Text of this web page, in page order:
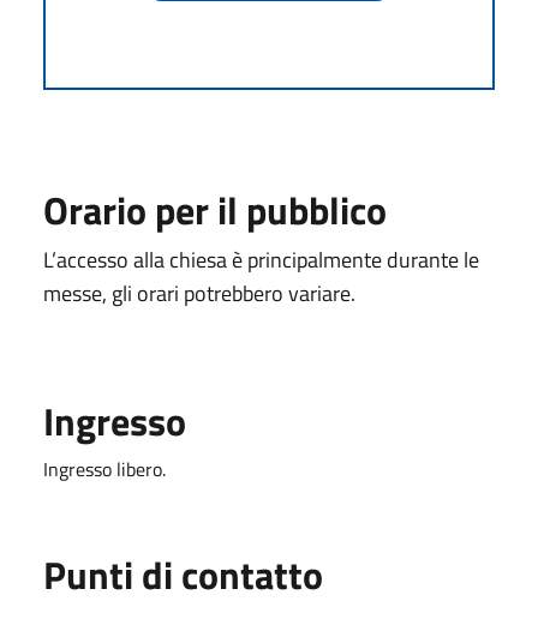
Orario per il pubblico
L’accesso alla chiesa è principalmente durante le
messe, gli orari potrebbero variare.
Ingresso
Ingresso libero.
Punti di contatto